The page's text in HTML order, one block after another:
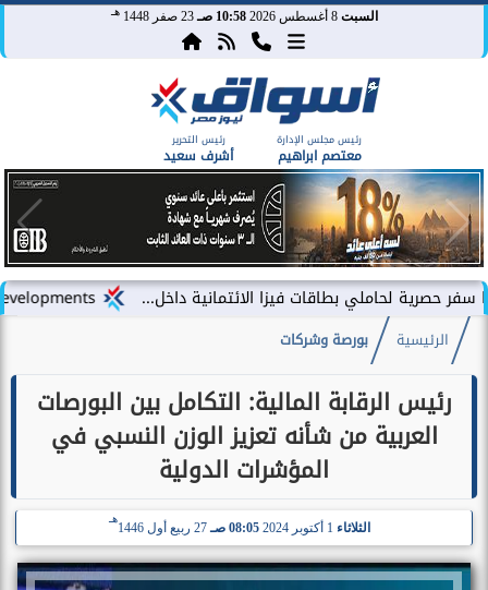
السبت 8 أغسطس 2026 10:58 صـ 23 صفر 1448 هـ
رئيس مجلس الإدارة
معتصم ابراهيم
رئيس التحرير
أشرف سعيد
LARZ Developments تطلق رؤيتها الجديدة لتقديم مفهوم متكامل للتطوير العقاري في مصر بطاقات فيزا الائتمانية داخل...
الرئيسية بورصة وشركات
رئيس الرقابة المالية: التكامل بين البورصات
العربية من شأنه تعزيز الوزن النسبي في
المؤشرات الدولية
الثلاثاء 08:05 صـ 27 ربيع أول 1446
هـ